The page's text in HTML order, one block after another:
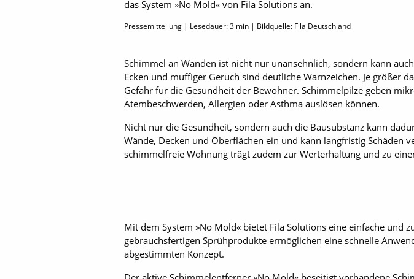
das System »No Mold« von Fila Solutions an.
Pressemitteilung | Lesedauer:3 min | Bildquelle: Fila Deutschland
Schimmel an Wänden ist nicht nur unansehnlich, sondern kann
Ecken und muffiger Geruch sind deutliche Warnzeichen. Je größer
Gefahr für die Gesundheit der Bewohner. Schimmelpilze geben
Atembeschwerden, Allergien oder Asthma auslösen können.
Nicht nur die Gesundheit, sondern auch die Bausubstanz kann
Wände, Decken und Oberflächen ein und kann langfristig Schäden
schimmelfreie Wohnung trägt zudem zur Werterhaltung und zu
Mit dem System »No Mold« bietet Fila Solutions eine einfache und
gebrauchsfertigen Sprühprodukte ermöglichen eine schnelle
abgestimmten Konzept.